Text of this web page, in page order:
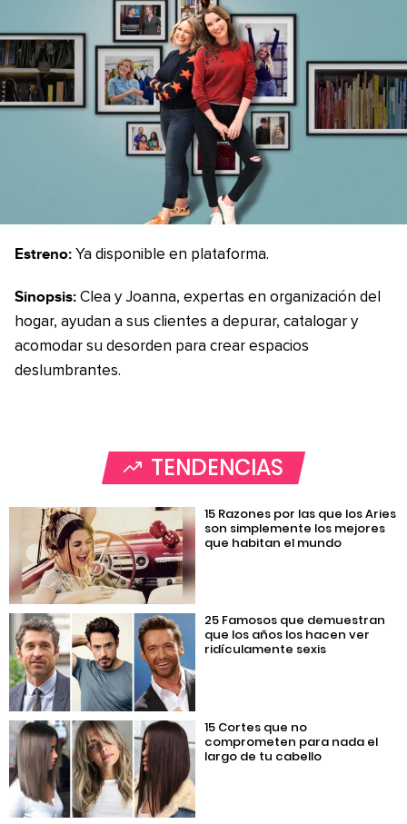
Estreno: Ya disponible en plataforma.
Sinopsis: Clea y Joanna, expertas en organización del
hogar, ayudan a sus clientes a depurar, catalogar y
acomodar su desorden para crear espacios
deslumbrantes.
TENDENCIAS
15 Razones por las que los Aries
son simplemente los mejores
que habitan el mundo
25 Famosos que demuestran
que los años los hacen ver
ridículamente sexis
15 Cortes que no
comprometen para nada el
largo de tu cabello